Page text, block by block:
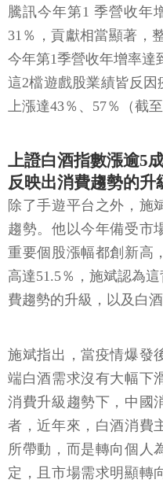
騰訊今年第1 季營收年
31％，貢獻相當顯著，
今年第1季營收年增率達
這2檔遊戲股業績皆反因
上漲達43％、57％（截至
上證白酒指數漲逾5
反映出消費趨勢的升
除了手遊平台之外，施
趨勢。他以今年備受市
重要個股漲幅都創新高
高達51.5％，施斌認為
費趨勢的升級，以及白
施斌指出，當疫情爆發
端白酒需求沒有大幅下
消費升級趨勢下，中國
者，近年來，白酒消費
所帶動，而是轉向個人
定，且市場需求明顯轉